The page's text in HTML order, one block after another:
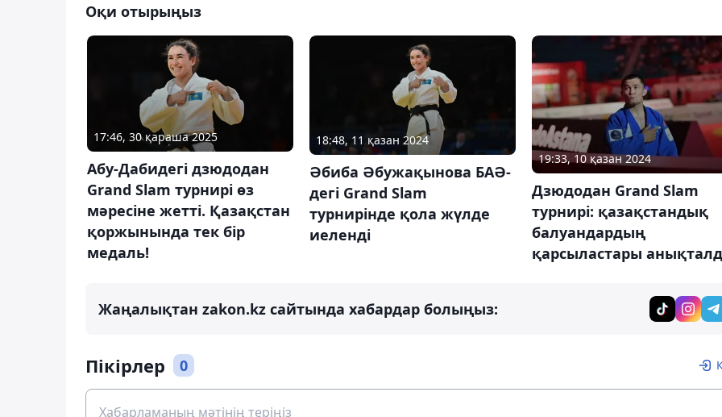
Оқи отырыңыз
17:46, 30 қараша 2025
Абу-Дабидегі дзюдодан
Grand Slam турнирі өз
мәресіне жетті. Қазақстан
қоржынында тек бір
медаль!
18:48, 11 қазан 2024
Әбиба Әбужақынова БАӘ-
дегі Grand Slam
турнирінде қола жүлде
иеленді
19:33, 10 қазан 2024
Дзюдодан Grand Slam
турнирі: қазақстандық
балуандардың
қарсыластары
Жаңалықтан zakon.kz сайтында хабардар болыңыз:
Пікірлер 0